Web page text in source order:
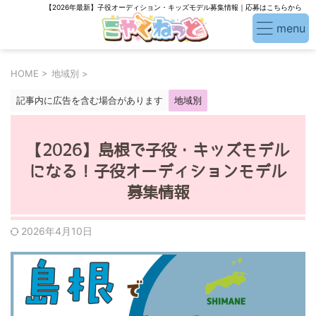
【2026年最新】子役オーディション・キッズモデル募集情報｜応募はこちらから
HOME > 地域別 >
記事内に広告を含む場合があります 地域別
【2026】島根で子役・キッズモデル
になる！子役オーディションモデル
募集情報
2026年4月10日